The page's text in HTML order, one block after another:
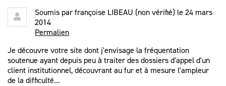
Soumis parfrançoise LIBEAU (non vérifié) le 24 mars
2014
Permalien
Je découvre votre site dont j'envisage la fréquentation
soutenue ayant depuis peu à traiter des dossiers d'appel d'un
client institutionnel, découvrant au fur et à mesure l'ampleur
de la difficulté...